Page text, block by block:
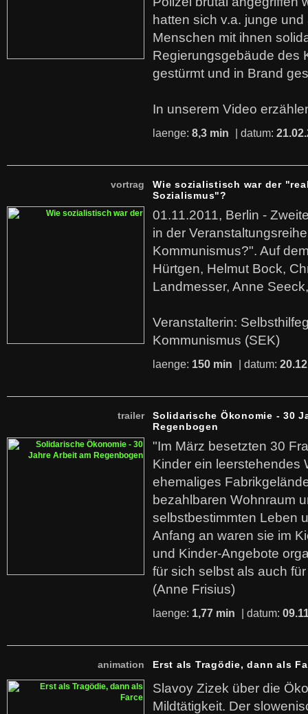
hatten sich v.a. junge
Menschen mit ihnen
Regierungsgebäude des
gestürmt und in Brand
In unserem Video
laenge: 8,3 min | datum:
vortrag
Wie sozialistisch war der
Sozialismus"?
01.11.2011, Berlin -
in der
Kommunismus?". Auf
Hürtgen, Helmut Bock,
Landmesser, Anne
Veranstalterin:
Kommunismus (SEK)
laenge: 150 min | datum:
trailer
Solidarische Ökonomie - 30
Regenbogen
"Im März besetzten 30
Kinder ein leerstehendes
ehemaliges
bezahlbaren Wohnraum
selbstbestimmten Leben
Anfang an waren sie im
und Kinder-Angebote
für sich selbst als auch
(Anne Frisius)
laenge: 1,77 min | datum:
animation Erst als Tragödie, dann als
Slavoy Zizek über die
Mildtätigkeit. Der